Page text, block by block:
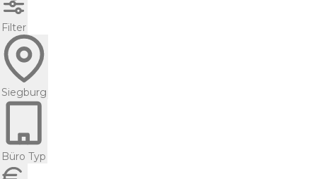
Filter
Siegburg
Büro Typ